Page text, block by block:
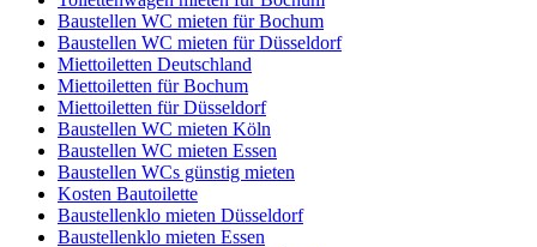
Baustellen WC mieten für Bochum
Baustellen WC mieten für Düsseldorf
Miettoiletten Deutschland
Miettoiletten für Bochum
Miettoiletten für Düsseldorf
Baustellen WC mieten Köln
Baustellen WC mieten Essen
Baustellen WCs günstig mieten
Kosten Bautoilette
Baustellenklo mieten Düsseldorf
Baustellenklo mieten Essen